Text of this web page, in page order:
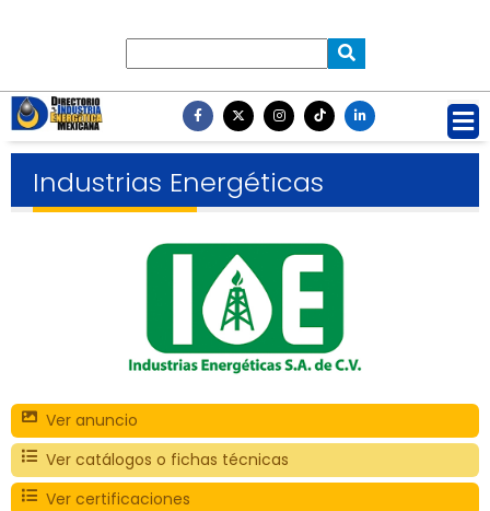
Industrias Energéticas
Ver anuncio
Ver catálogos o fichas técnicas
Ver certificaciones